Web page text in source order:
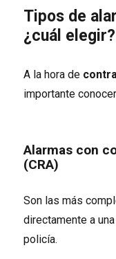
Tipos de
¿cuál elegir?
A la hora de
importante
Alarmas con
(CRA)
Son las más
directamente a
policía.